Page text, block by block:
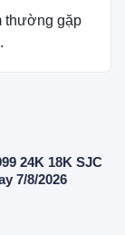
thường gặp
24K 18K SJC
7/8/2026